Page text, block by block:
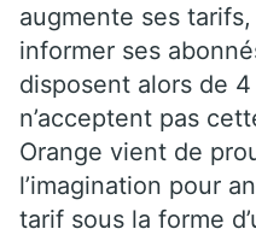
augmente ses
informer ses
disposent alors de
n’acceptent pas
Orange vient de
l’imagination pour
tarif sous la forme